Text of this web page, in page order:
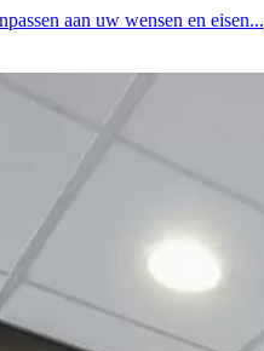
aan uw wensen en eisen...